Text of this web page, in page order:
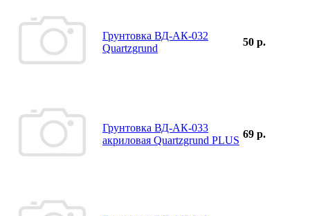
Грунтовка ВД-АК-032
Quartzgrund
50 р.
Грунтовка ВД-АК-033
акриловая Quartzgrund PLUS
69 р.